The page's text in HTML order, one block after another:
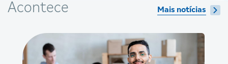
Acontece Mais notícias